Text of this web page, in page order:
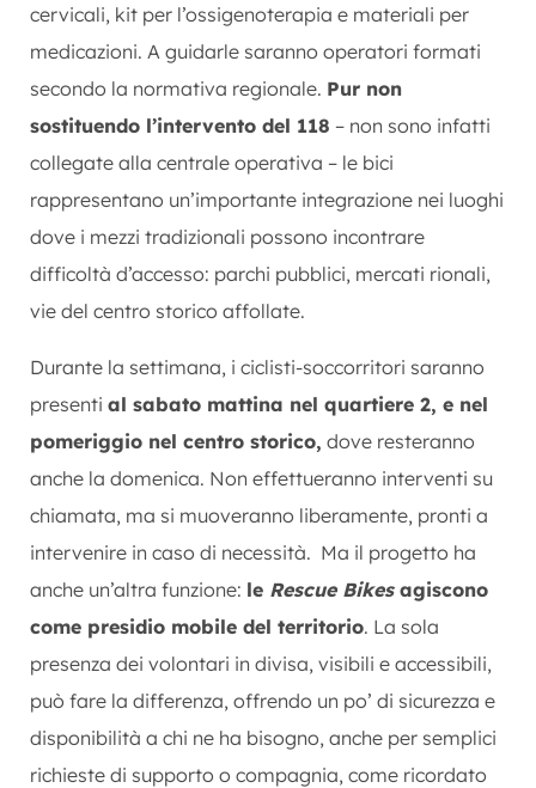
cervicali, kit per l’ossigenoterapia e materiali per
medicazioni. A guidarle saranno operatori formati
secondo la normativa regionale. Pur non
sostituendo l’intervento del 118 – non sono infatti
collegate alla centrale operativa – le bici
rappresentano un’importante integrazione nei luoghi
dove i mezzi tradizionali possono incontrare
difficoltà d’accesso: parchi pubblici, mercati rionali,
vie del centro storico affollate.
Durante la settimana, i ciclisti-soccorritori saranno
presenti al sabato mattina nel quartiere 2, e nel
pomeriggio nel centro storico, dove resteranno
anche la domenica. Non effettueranno interventi su
chiamata, ma si muoveranno liberamente, pronti a
intervenire in caso di necessità. Ma il progetto ha
anche un’altra funzione: le Rescue Bikesagiscono
come presidio mobile del territorio. La sola
presenza dei volontari in divisa, visibili e accessibili,
può fare la differenza, offrendo un po’ di sicurezza e
disponibilità a chi ne ha bisogno, anche per semplici
richieste di supporto o compagnia, come ricordato